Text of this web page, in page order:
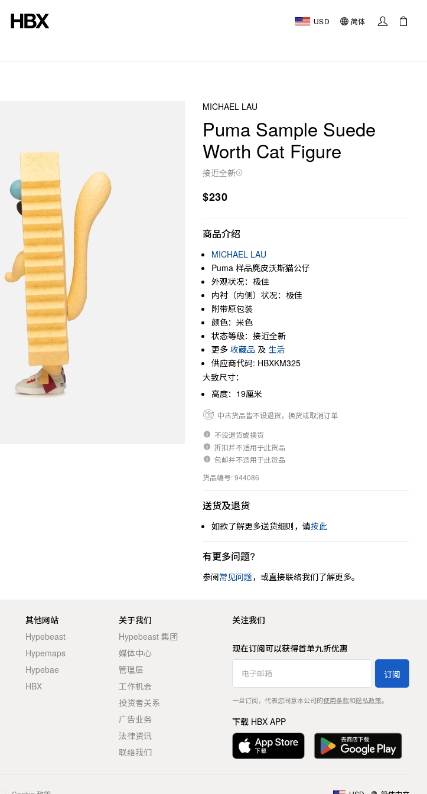
USD 简体
MICHAEL LAU
Puma Sample Suede
Worth Cat Figure
接近全新
$230
商品介绍
MICHAEL LAU
Puma 样品麂皮沃斯猫公仔
外观状况：极佳
内衬（内侧）状况：极佳
附带原包装
颜色：米色
状态等级：接近全新
更多 收藏品 及 生活
供应商代码: HBXKM325
大致尺寸：
高度：19厘米
中古货品皆不设退货，换货或取消订单
不设退货或换货
折扣并不适用于此货品
包邮并不适用于此货品
货品编号: 944086
送货及退货
如欲了解更多送货细则，请按此
有更多问题?
参阅常见问题，或直接联络我们了解更多。
其他网站
Hypebeast
Hypemaps
Hypebae
HBX
关于我们
Hypebeast 集团
媒体中心
管理层
工作机会
投资者关系
广告业务
法律资讯
联络我们
关注我们
现在订阅可以获得首单九折优惠
订阅
一旦订阅，代表您同意本公司的使用条款和隐私政策。
下载 HBX APP